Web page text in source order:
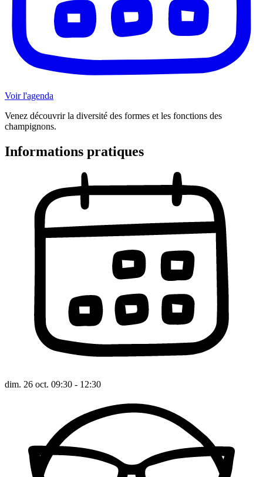
Voir l'agenda
Venez découvrir la diversité des formes et les fonctions des
champignons.
Informations pratiques
dim. 26 oct. 09:30 - 12:30